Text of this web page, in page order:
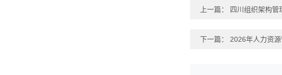
上一篇： 四川组织架构管
下一篇： 2026年人力资